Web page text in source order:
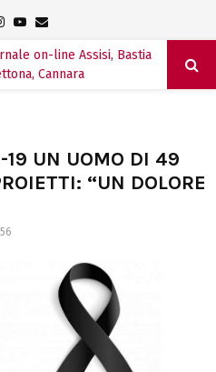
Instagram
Youtube
Email
19 UN UOMO DI 49
“UN DOLORE